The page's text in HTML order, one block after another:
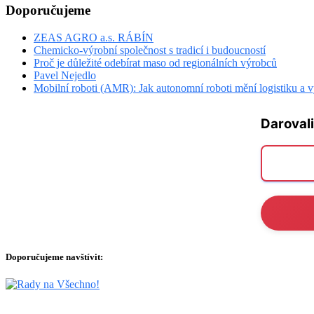
Doporučujeme
ZEAS AGRO a.s. RÁBÍN
Chemicko-výrobní společnost s tradicí i budoucností
Proč je důležité odebírat maso od regionálních výrobců
Pavel Nejedlo
Mobilní roboti (AMR): Jak autonomní roboti mění logistiku a
Doporučujeme navštívit: